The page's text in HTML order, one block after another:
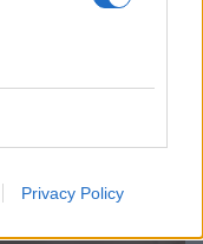
Privacy Policy